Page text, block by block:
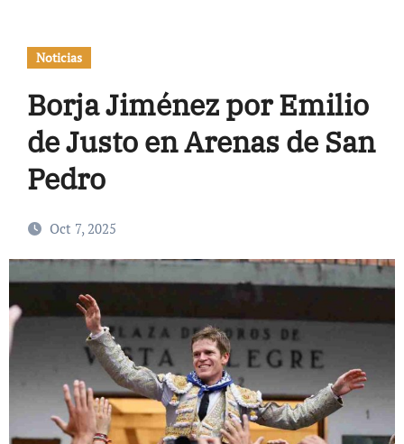
Noticias
Borja Jiménez por Emilio
de Justo en Arenas de San
Pedro
Oct 7, 2025